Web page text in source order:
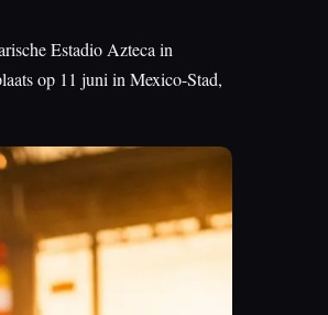
Estadio Azteca in
op 11 juni in Mexico-Stad,